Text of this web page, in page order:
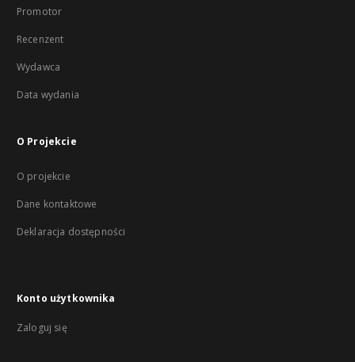
Promotor
Recenzent
Wydawca
Data wydania
O Projekcie
O projekcie
Dane kontaktowe
Deklaracja dostępności
Konto użytkownika
Zaloguj się